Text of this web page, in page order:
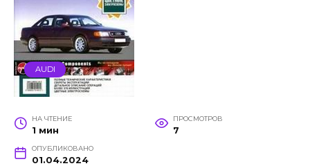
AUDI
НА ЧТЕНИЕ
1 мин
ПРОСМОТРОВ
7
ОПУБЛИКОВАНО
01.04.2024